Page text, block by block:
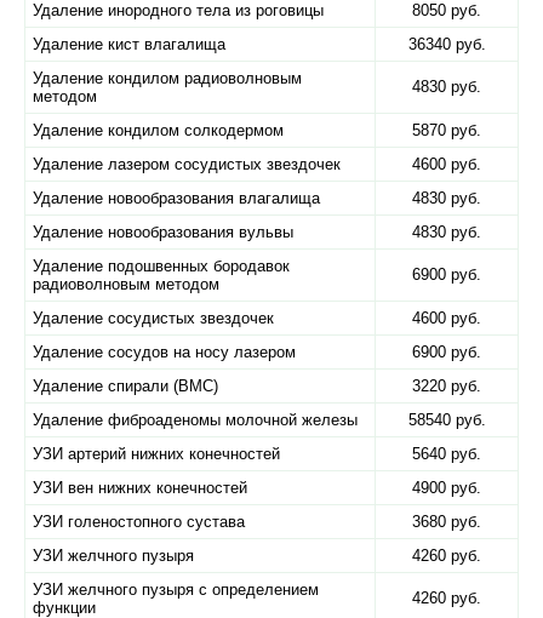
Удаление инородного тела из роговицы
8050 руб.
Удаление кист влагалища
36340 руб.
Удаление кондилом радиоволновым
методом
4830 руб.
Удаление кондилом солкодермом
5870 руб.
Удаление лазером сосудистых звездочек
4600 руб.
Удаление новообразования влагалища
4830 руб.
Удаление новообразования вульвы
4830 руб.
Удаление подошвенных бородавок
радиоволновым методом
6900 руб.
Удаление сосудистых звездочек
4600 руб.
Удаление сосудов на носу лазером
6900 руб.
Удаление спирали (ВМС)
3220 руб.
Удаление фиброаденомы молочной железы
58540 руб.
УЗИ артерий нижних конечностей
5640 руб.
УЗИ вен нижних конечностей
4900 руб.
УЗИ голеностопного сустава
3680 руб.
УЗИ желчного пузыря
4260 руб.
УЗИ желчного пузыря с определением
функции
4260 руб.